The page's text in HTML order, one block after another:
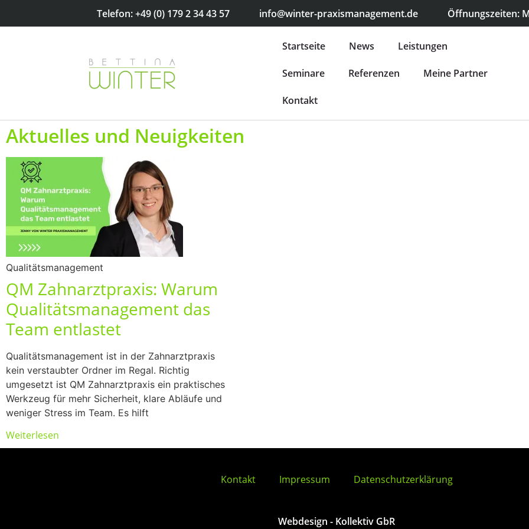
Telefon: +49 (0) 179 2 34 43 57 info@winter-praxismanagement.de Öffnungszeiten:
Startseite News Leistungen
Seminare Referenzen Meine Partner
Kontakt
Aktuelles und Neuigkeiten
Qualitätsmanagement
QM Zahnarztpraxis: Warum
Qualitätsmanagement das
Team entlastet
Qualitätsmanagement ist in der Zahnarztpraxis
kein verstaubter Ordner im Regal. Richtig
umgesetzt ist QM Zahnarztpraxis ein praktisches
Werkzeug für mehr Sicherheit, klare Abläufe und
weniger Stress im Team. Es hilft
Weiterlesen
Kontakt Impressum Datenschutzerklärung
Webdesign - Kollektiv GbR